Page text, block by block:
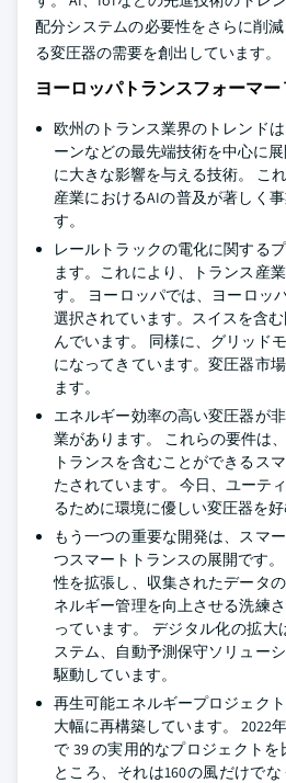
配分システムの必要性をさらに削
る変圧器の需要を創出しています。
ヨーロッパトランスフォーマー
欧州のトランス業界のトレンド
ーンなどの最先端技術を中心に
に大きな影響を与える技術。 こ
産業におけるAIの普及が著しく
す。
レールトラックの電化に関する
ます。これにより、トランス産
す。 ヨーロッパでは、ヨーロッ
選択されています。スイスを含
んでいます。 同様に、グリッド
になってきています。変圧器市
ます。
エネルギー効率の高い変圧器が
業があります。 これらの要件は
トランスを含むことができるス
たされています。 今日、ユーテ
るために環境に優しい変圧器を好
もう一つの重要な開発は、スマ
つスマートトランスの展開です
性を拡張し、収集されたデータ
ネルギー管理を向上させる洗練
っています。 デジタル化の拡大
ステム、自動予測保守ソリュー
駆動しています。
再生可能エネルギープロジェク
大幅に再構築しています。 2022
で 39 の実用的なプロジェクト
ところ、それは160の風だけで